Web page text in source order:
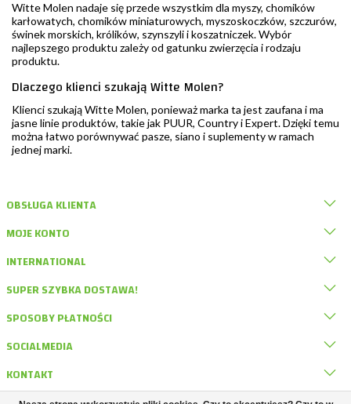
Witte Molen nadaje się przede wszystkim dla myszy, chomików
karłowatych, chomików miniaturowych, myszoskoczków, szczurów,
świnek morskich, królików, szynszyli i koszatniczek. Wybór
najlepszego produktu zależy od gatunku zwierzęcia i rodzaju
produktu.
Dlaczego klienci szukają Witte Molen?
Klienci szukają Witte Molen, ponieważ marka ta jest zaufana i ma
jasne linie produktów, takie jak PUUR, Country i Expert. Dzięki temu
można łatwo porównywać pasze, siano i suplementy w ramach
jednej marki.
OBSŁUGA KLIENTA
MOJE KONTO
INTERNATIONAL
SUPER SZYBKA DOSTAWA!
SPOSOBY PŁATNOŚCI
SOCIALMEDIA
KONTAKT